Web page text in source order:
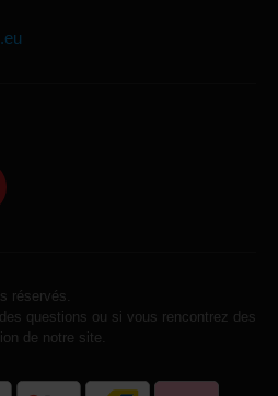
réservés.
questions ou si vous rencontrez des
de notre site.